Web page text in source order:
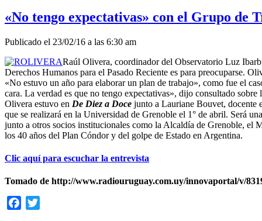
«No tengo expectativas» con el Grupo
Publicado el 23/02/16 a las 6:30 am
Raúl Olivera, coordinador del Observatorio Luz
Derechos Humanos para el Pasado Reciente es para preocuparse.
«No estuvo un año para elaborar un plan de trabajo», como fue el
cara. La verdad es que no tengo expectativas», dijo consultado sobre
Olivera estuvo en De Diez a Doce junto a Lauriane Bouvet, docente
que se realizará en la Universidad de Grenoble el 1° de abril. Será
junto a otros socios institucionales como la Alcaldía de Grenoble, el
los 40 años del Plan Cóndor y del golpe de Estado en Argentina.
Clic aquí para escuchar la entrevista
Tomado de http://www.radiouruguay.com.uy/innovaportal/v/
Facebook